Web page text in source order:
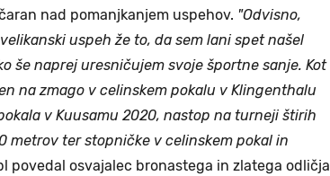
nad pomanjkanjem uspehov. "Odvisno,
uspeh že to, da sem lani spet našel
še naprej uresničujem svoje športne sanje. Kot
na zmago v celinskem pokalu v Klingenthalu
v Kuusamu 2020, nastop na turneji štirih
metrov ter stopničke v celinskem pokal in
povedal osvajalec bronastega in zlatega odličja